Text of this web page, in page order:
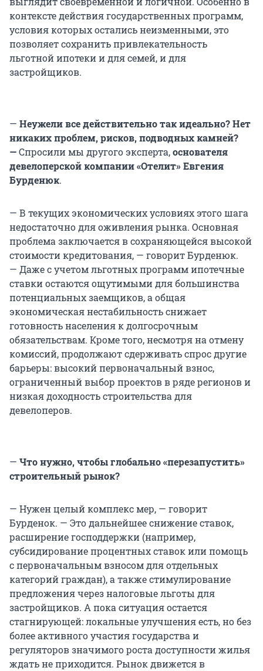
контексте действия государственных программ,
условия которых остались неизменными, это
позволяет сохранить привлекательность
льготной ипотеки и для семей, и для
застройщиков.
— Неужели все действительно так идеально? Нет
никаких проблем, рисков, подводных камней?
—Спросили мы другого эксперта,основателя
девелоперской компании «Отелит» Евгения
Бурденюк.
— В текущих экономических условиях этого шага
недостаточно для оживления рынка. Основная
проблема заключается в сохраняющейся высокой
стоимости кредитования, — говорит Бурденюк.
— Даже с учетом льготных программ ипотечные
ставки остаются ощутимыми для большинства
потенциальных заемщиков, а общая
экономическая нестабильность снижает
готовность населения к долгосрочным
обязательствам. Кроме того, несмотря на отмену
комиссий, продолжают сдерживать спрос другие
барьеры: высокий первоначальный взнос,
ограниченный выбор проектов в ряде регионов и
низкая доходность строительства для
девелоперов.
— Что нужно, чтобы глобально «перезапустить»
строительный рынок?
— Нужен целый комплекс мер, — говорит
Бурденок. — Это дальнейшее снижение ставок,
расширение господдержки (например,
субсидирование процентных ставок или помощь
с первоначальным взносом для отдельных
категорий граждан), а также стимулирование
предложения через налоговые льготы для
застройщиков. А пока ситуация остается
стагнирующей: локальные улучшения есть, но без
более активного участия государства и
регуляторов значимого роста доступности жилья
ждать не приходится. Рынок движется в